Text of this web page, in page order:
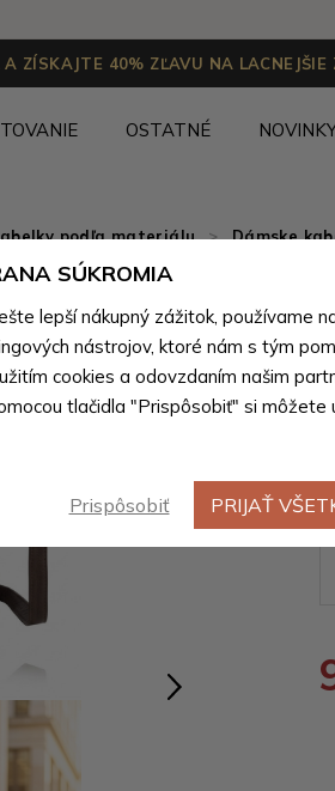
ZÍSKAJTE 40% ZĽAVU NA LACNEJŠIE
OSTATNÉ
podľa materiálu > Dámske
SÚKROMIA
lepší nákupný zážitok, používame
nástrojov, ktoré nám s tým
cookies a odovzdaním našim
tlačidla "Prispôsobiť" si
Prispôsobiť PRIJAŤ